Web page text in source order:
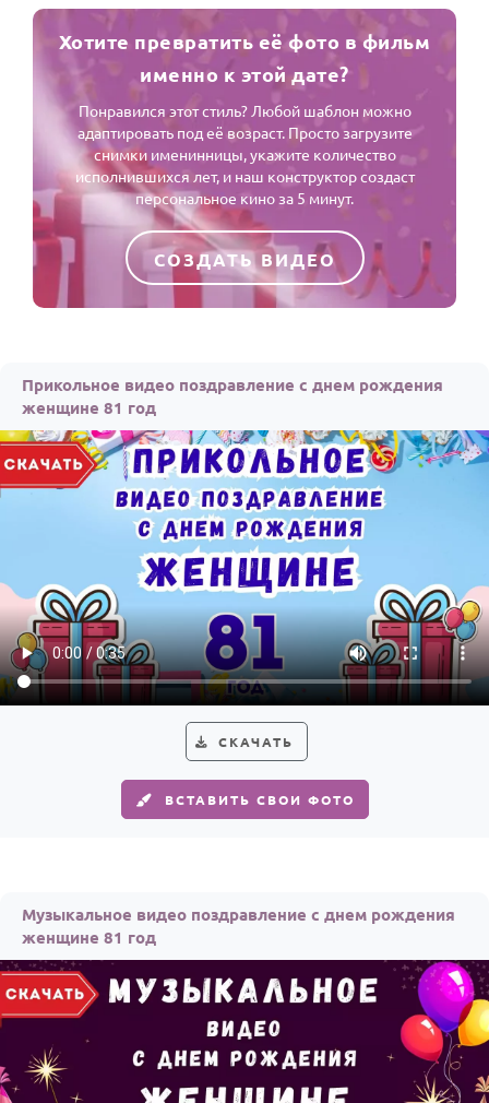
Хотите превратить её фото в фильм
именно к этой дате?
Понравился этот стиль? Любой шаблон можно
адаптировать под её возраст. Просто загрузите
снимки именинницы, укажите количество
исполнившихся лет, и наш конструктор создаст
персональное кино за 5 минут.
СОЗДАТЬ ВИДЕО
Прикольное видео поздравление с днем рождения
женщине 81 год
СКАЧАТЬ
ВСТАВИТЬ СВОИ ФОТО
Музыкальное видео поздравление с днем рождения
женщине 81 год